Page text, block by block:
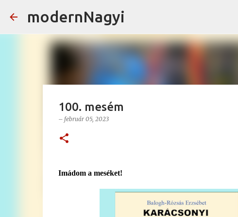
modernNagyi
100. mesém
– február 05, 2023
Imádom a meséket!